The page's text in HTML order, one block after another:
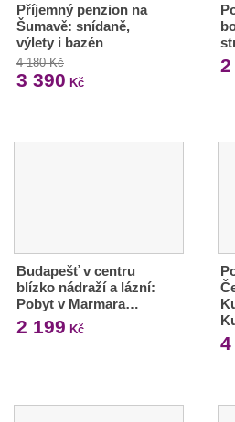
Příjemný penzion na
Šumavě: snídaně,
výlety i bazén
4 180 Kč
3 390 Kč
Budapešť v centru
blízko nádraží a lázní:
Pobyt v Marmara…
2 199 Kč
4